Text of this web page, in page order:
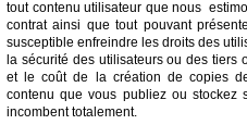
tout contenu utilisateur que nous
contrat ainsi que tout pouvant
susceptible enfreindre les droits des
la sécurité des utilisateurs ou des tiers
et le coût de la création de copies
contenu que vous publiez ou stockez
incombent totalement.